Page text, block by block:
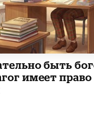
быть
имеет право